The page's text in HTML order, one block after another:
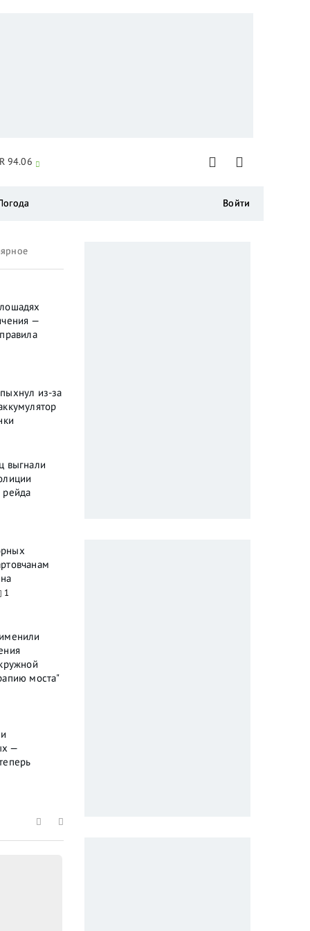
—
из-за
выгнали
рейда
1
моста"
—
94.06
Войти